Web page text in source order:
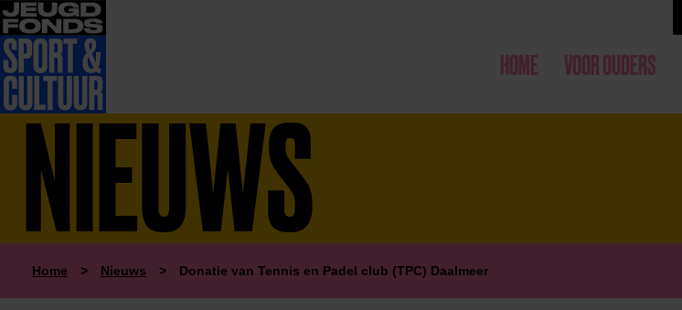
HOME VOOR OUDERS
NIEUWS
Home > Nieuws > Donatie van Tennis en Padel club (TPC) Daalmeer